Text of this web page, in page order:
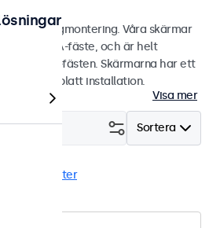
för väggmontering. Våra skärmar
VESA-fäste, och är helt
VESA-fästen. Skärmarna har ett
och platt installation.
Visa mer
Sortera
Rensa filter